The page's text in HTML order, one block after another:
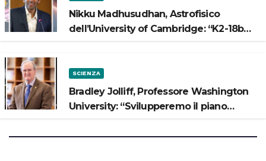
Nikku Madhusudhan, Astrofisico
dell’University of Cambridge: “K2-18b
SCIENZA
Bradley Jolliff, Professore Washington
University: “Svilupperemo il piano